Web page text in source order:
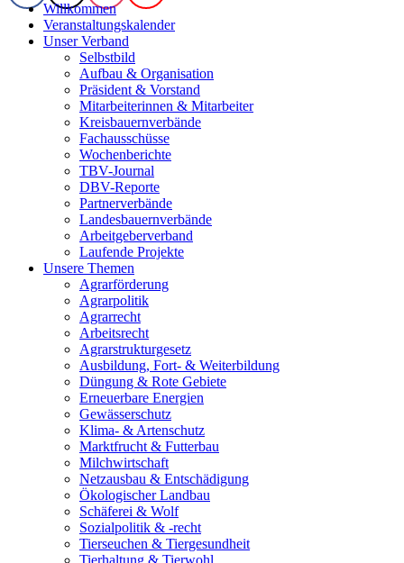
Willkommen
Veranstaltungskalender
Unser Verband
Selbstbild
Aufbau & Organisation
Präsident & Vorstand
Mitarbeiterinnen & Mitarbeiter
Kreisbauernverbände
Fachausschüsse
Wochenberichte
TBV-Journal
DBV-Reporte
Partnerverbände
Landesbauernverbände
Arbeitgeberverband
Laufende Projekte
Unsere Themen
Agrarförderung
Agrarpolitik
Agrarrecht
Arbeitsrecht
Agrarstrukturgesetz
Ausbildung, Fort- & Weiterbildung
Düngung & Rote Gebiete
Erneuerbare Energien
Gewässerschutz
Klima- & Artenschutz
Marktfrucht & Futterbau
Milchwirtschaft
Netzausbau & Entschädigung
Ökologischer Landbau
Schäferei & Wolf
Sozialpolitik & -recht
Tierseuchen & Tiergesundheit